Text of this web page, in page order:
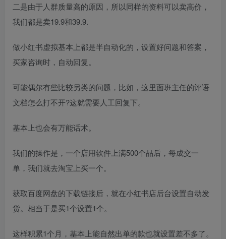
二是由于人群质量高的原因，所以同样的资料可以卖高价，
我们都是卖19.9和39.9.
做小红书虚拟基本上都是半自动化的，设置好问题和答案，
买家咨询时，自动回复。
可能偶尔有些比较另类的问题，比如，这里面班主任的评语
文档怎么打不开?这就需要人工回复下。
基本上也会有万能话术。
我们的操作是，一个店用软件上满500个品后，每成交一
单，我们就去淘宝上买一个。
获取百度网盘的下载链接后，就在小红书店后台设置自动发
货。相当于是买1个设置1个。
这样积累1个月，基本上能自然出单的款也就设置差不多了。